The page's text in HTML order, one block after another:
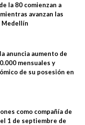
la 80 comienzan a
avanzan las
Medellín
anuncia aumento de
mensuales y
de su posesión en
como compañía de
1 de septiembre de